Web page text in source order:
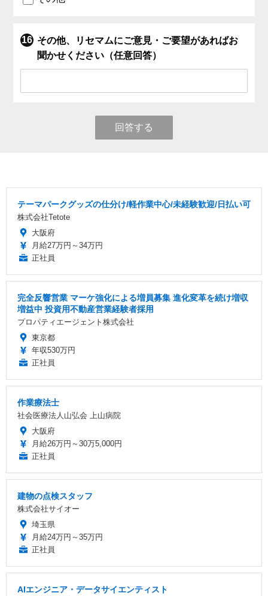
その他、リセマムにご意見・ご要望があればお
聞かせください（任意回答）
回答する
テーマパークグッズの仕分け/軽作業中心/未経験歓迎/日払い可
株式会社Tetote
大阪府
月給27万円～34万円
正社員
完全反響営業 マーケ強化による増員募集 進化変革を続け増収
増益中 投資用不動産営業経験者採用
プロパティエージェント株式会社
東京都
年収530万円
正社員
作業療法士
社会医療法人山弘会 上山病院
大阪府
月給26万円～30万5,000円
正社員
建物の点検スタッフ
株式会社サイオー
埼玉県
月給24万円～35万円
正社員
AIエンジニア・データサイエンティスト